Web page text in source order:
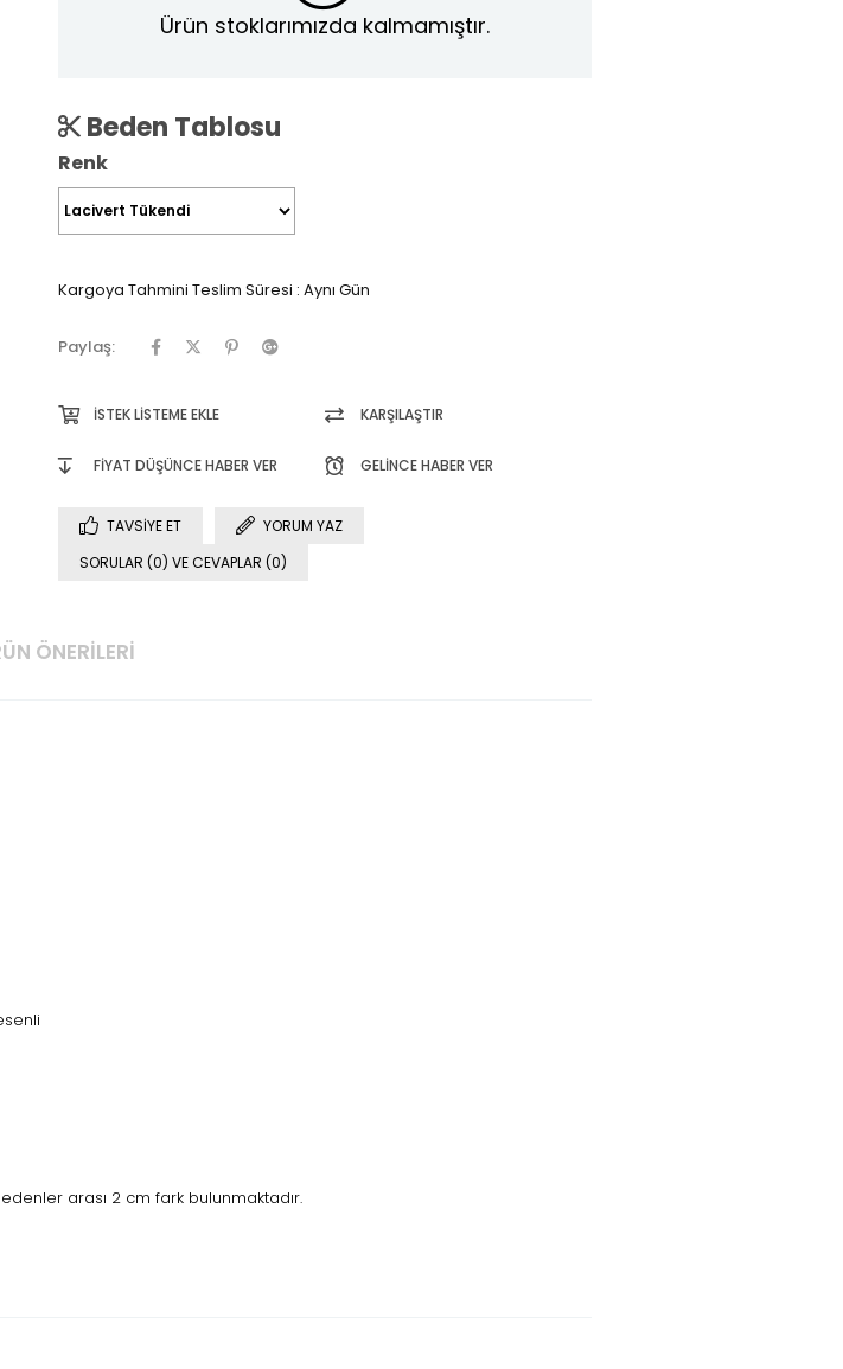
Ürün stoklarımızda kalmamıştır.
Beden Tablosu
Renk
Kargoya Tahmini Teslim Süresi : Aynı Gün
Paylaş:
İSTEK LISTEME EKLE KARŞILAŞTIR
FIYAT DÜŞÜNCE HABER VER GELINCE HABER VER
TAVSIYE ET
YORUM YAZ
SORULAR (0) VE CEVAPLAR (0)
ÖNERILERI
arası 2 cm fark bulunmaktadır.